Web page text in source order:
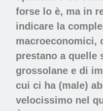
forse lo è, ma in
indicare la
macroeconomici,
prestano a quelle
grossolane e di
cui ci ha (male)
velocissimo nel